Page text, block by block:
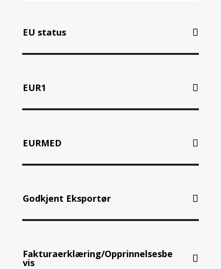
EU status
EUR1
EURMED
Godkjent Eksportør
Fakturaerklæring/Opprinnelsesbe
vis